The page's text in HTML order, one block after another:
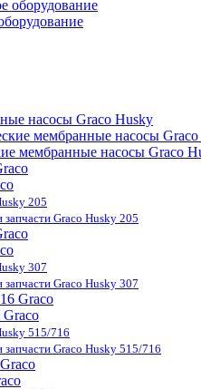
насосы Graco Husky
мембранные насосы Graco
205
Graco Husky 205
307
Graco Husky 307
515/716
запчасти Graco Husky 515/716